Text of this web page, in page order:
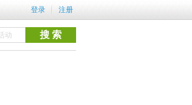
登录 注册